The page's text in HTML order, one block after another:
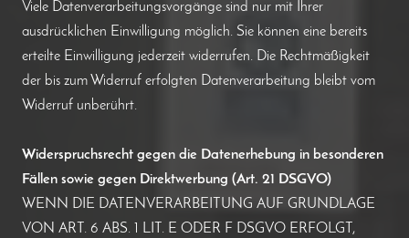
Viele Datenverarbeitungsvorgänge sind nur mit Ihrer
ausdrücklichen Einwilligung möglich. Sie können eine bereits
erteilte Einwilligung jederzeit widerrufen. Die Rechtmäßigkeit
der bis zum Widerruf erfolgten Datenverarbeitung bleibt vom
Widerruf unberührt.
Widerspruchsrecht gegen die Datenerhebung in besonderen
Fällen sowie gegen Direktwerbung (Art. 21 DSGVO)
WENN DIE DATENVERARBEITUNG AUF GRUNDLAGE
VON ART. 6 ABS. 1 LIT. E ODER F DSGVO ERFOLGT,